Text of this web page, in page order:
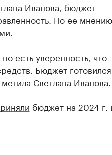
Иванова, бюджет
По ее мнению,
есть уверенность, что
Бюджет
Светлана Иванова.
бюджет на 2024 г.